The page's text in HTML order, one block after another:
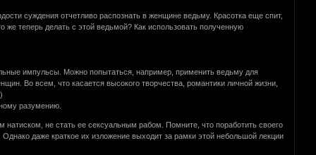
суждения отчетливо распознать в женщине ведьму. Красотка еще спит,
теперь делать с этой ведьмой? Как использовать полученную
импульсы. Можно попытаться, например, применить ведьму для
Во всем, что касается высокого творчества, романтики личной жизни,
разумению.
не стать ее сексуальным рабом. Помните, что поработить своего
даже краткое их изложение выходит за рамки этой небольшой лекции